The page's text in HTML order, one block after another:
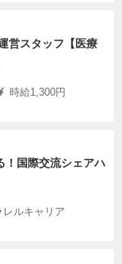
営スタッフ【医療
時給1,300円
！国際交流シェアハ
ルキャリア